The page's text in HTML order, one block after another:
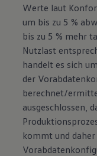
Werte laut
um bis zu 5 %
bis zu 5 % mehr
Nutzlast
handelt es sich
der
berechnet/
ausgeschlossen,
kommt und